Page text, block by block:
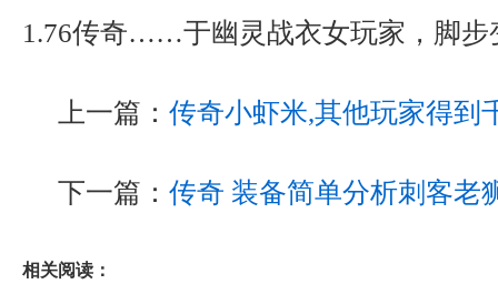
1.76传奇……于幽灵战衣女玩家，脚步
上一篇： 传奇小虾米,其他玩家得到
下一篇： 传奇 装备简单分析刺客老
相关阅读：